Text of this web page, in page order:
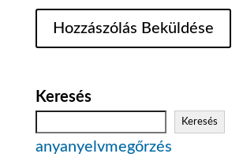
Keresés
Keresés
anyanyelvmegőrzés